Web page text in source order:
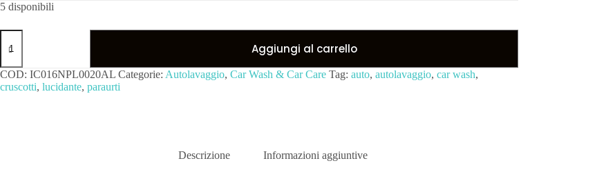
5 disponibili
Aggiungi al carrello
COD: IC016NPL0020AL Categorie: Autolavaggio, Car Wash & Car Care Tag: auto, autolavaggio, car wash,
cruscotti, lucidante, paraurti
Descrizione Informazioni aggiuntive